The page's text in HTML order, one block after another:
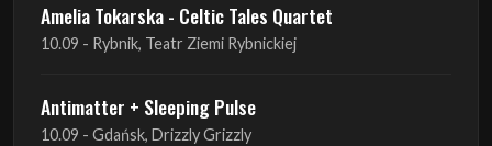
Amelia Tokarska - Celtic Tales Quartet
10.09 - Rybnik, Teatr Ziemi Rybnickiej
Antimatter + Sleeping Pulse
10.09 - Gdańsk, Drizzly Grizzly